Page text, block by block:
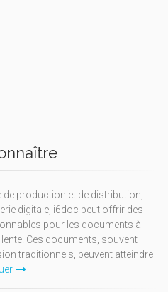
production et de distribution,
digitale, i6doc peut offrir des
pour les documents à
Ces documents, souvent
traditionnels, peuvent atteindre